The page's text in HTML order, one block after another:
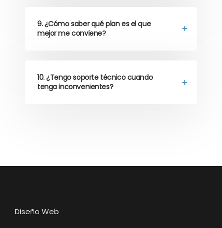
9. ¿Cómo saber qué plan es el que
mejor me conviene?
10. ¿Tengo soporte técnico cuando
tenga inconvenientes?
Diseño Web